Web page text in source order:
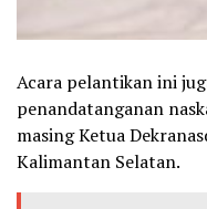
Acara pelantikan ini
penandatanganan
masing Ketua
Kalimantan Selatan.